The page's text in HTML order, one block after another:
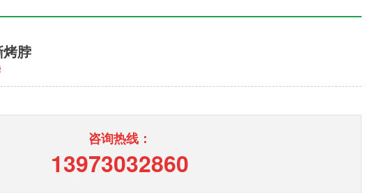
烤脖
咨询热线：
13973032860